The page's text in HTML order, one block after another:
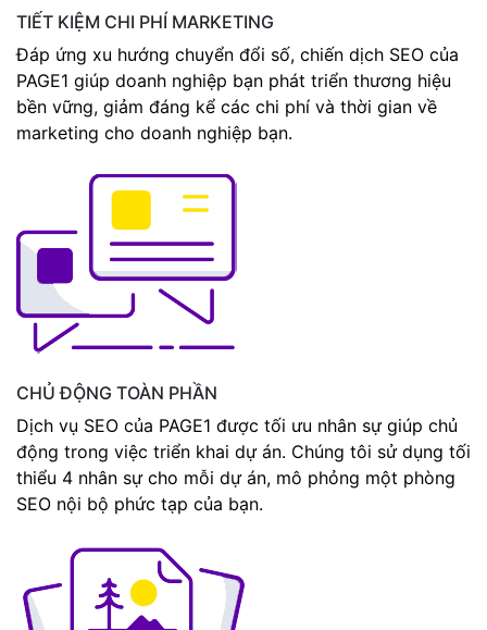
TIẾT KIỆM CHI PHÍ MARKETING
Đáp ứng xu hướng chuyển đổi số, chiến dịch SEO của
PAGE1 giúp doanh nghiệp bạn phát triển thương hiệu
bền vững, giảm đáng kể các chi phí và thời gian về
marketing cho doanh nghiệp bạn.
CHỦ ĐỘNG TOÀN PHẦN
Dịch vụ SEO của PAGE1 được tối ưu nhân sự giúp chủ
động trong việc triển khai dự án. Chúng tôi sử dụng tối
thiểu 4 nhân sự cho mỗi dự án, mô phỏng một phòng
SEO nội bộ phức tạp của bạn.